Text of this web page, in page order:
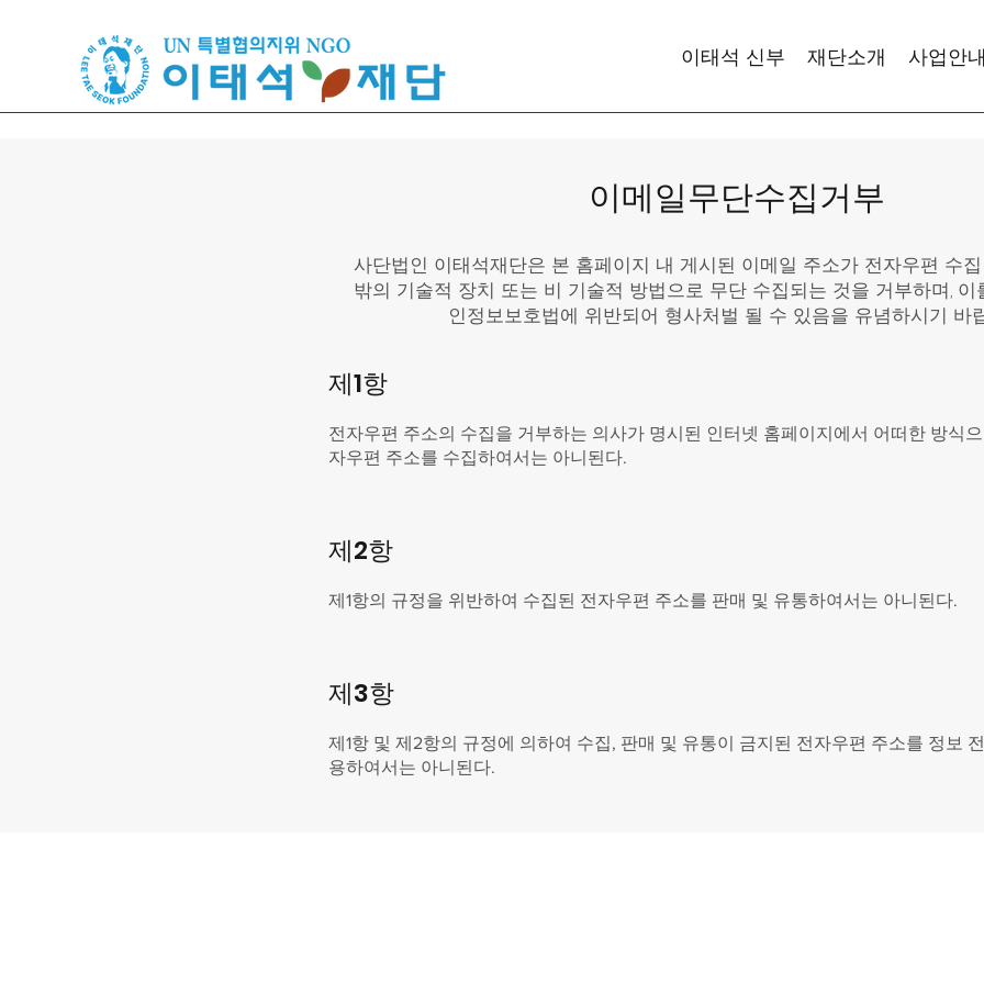
이태석 신부 재단소개 사업안내
이메일무단수집거부
사단법인 이태석재단은 본 홈페이지 내 게시된 이메일 주소가 전자우편 수
밖의 기술적 장치 또는 비 기술적 방법으로 무단 수집되는 것을 거부하며, 이
인정보보호법에 위반되어 형사처벌 될 수 있음을 유념하시기 바
제1항
전자우편 주소의 수집을 거부하는 의사가 명시된 인터넷 홈페이지에서 어떠한 방식으
자우편 주소를 수집하여서는 아니된다.
제2항
제1항의 규정을 위반하여 수집된 전자우편 주소를 판매 및 유통하여서는 아니된다.
제3항
제1항 및 제2항의 규정에 의하여 수집, 판매 및 유통이 금지된 전자우편 주소를 정보 전
용하여서는 아니된다.